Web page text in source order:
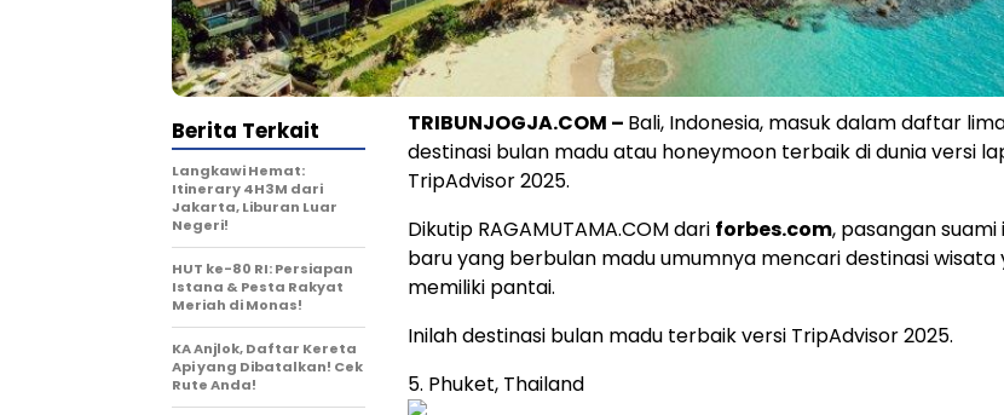
TRIBUNJOGJA.COM – Bali, Indonesia, masuk dalam daftar
destinasi bulan madu atau honeymoon terbaik di dunia versi
TripAdvisor 2025.
Dikutip RAGAMUTAMA.COM dari forbes.com, pasangan suami
baru yang berbulan madu umumnya mencari destinasi wisata
memiliki pantai.
Inilah destinasi bulan madu terbaik versi TripAdvisor 2025.
5. Phuket, Thailand
Berita Terkait
Langkawi Hemat:
Itinerary 4H3M dari
Jakarta, Liburan Luar
Negeri!
HUT ke-80 RI: Persiapan
Istana & Pesta Rakyat
Meriah di Monas!
KA Anjlok, Daftar Kereta
Api yang Dibatalkan! Cek
Rute Anda!